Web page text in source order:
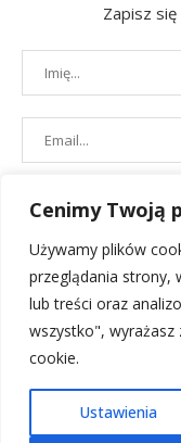
Cenimy Twoją
Używamy plików
przeglądania strony,
lub treści oraz
wszystko", wyrażasz
cookie.
Ustawienia
Zapisz
POLITYKA
Reserved.